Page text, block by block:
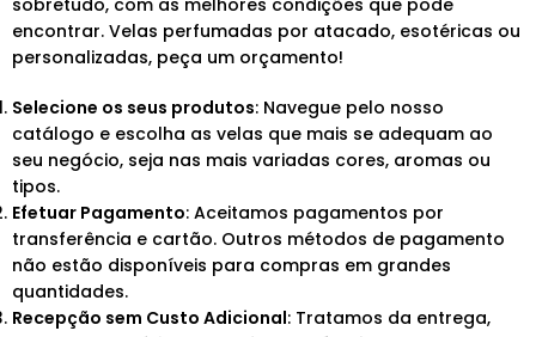
sobretudo, com as melhores condições que pode
encontrar. Velas perfumadas por atacado, esotéricas ou
personalizadas, peça um orçamento!
Selecione os seus produtos: Navegue pelo nosso
catálogo e escolha as velas que mais se adequam ao
seu negócio, seja nas mais variadas cores, aromas ou
tipos.
Efetuar Pagamento: Aceitamos pagamentos por
transferência e cartão. Outros métodos de pagamento
não estão disponíveis para compras em grandes
quantidades.
Recepção sem Custo Adicional: Tratamos da entrega,